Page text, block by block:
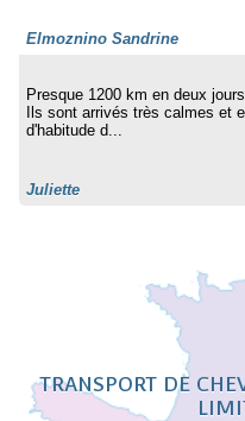
Elmoznino Sandrine
Presque 1200 km en deux
Ils sont arrivés très calmes et
d'habitude d...
Juliette
TRANSPORT DE